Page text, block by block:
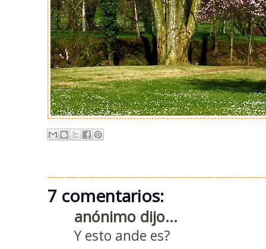
7 comentarios:
anónimo dijo...
Y esto ande es?